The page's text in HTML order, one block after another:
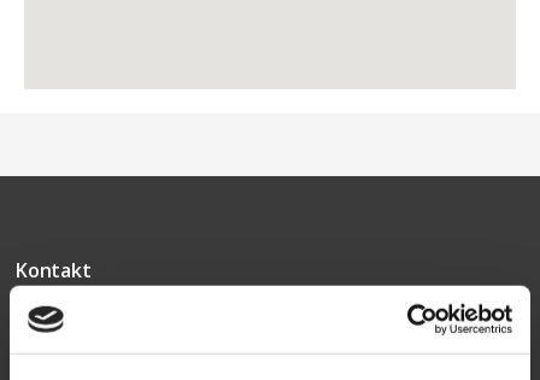
Kontakt
Texas A/S
Knullen 22